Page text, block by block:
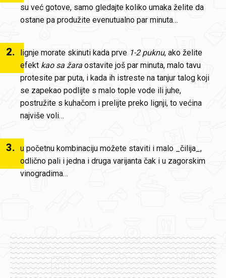
su već gotove, samo gledajte koliko umaka želite da
ostane pa produžite evenutualno par minuta…
2. lignje morate skinuti kada prve 1-2 puknu, ako želite
efekt kao sa žara ostavite još par minuta, malo tavu
protesite par puta, i kada ih istreste na tanjur talog koji
se zapekao podlijte s malo tople vode ili juhe,
postružite s kuhačom i prelijte preko lignji, to većina
najviše voli…
3. u početnu kombinaciju možete staviti i malo _čilija_,
odlično pali i jedna i druga varijanta čak i u zagorskim
vinogradima…